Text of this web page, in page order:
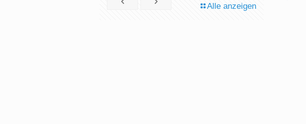
Alle anzeigen